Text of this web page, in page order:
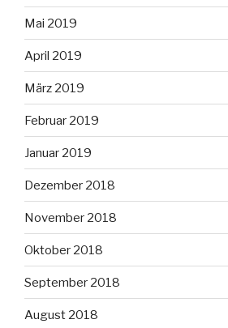
Mai 2019
April 2019
März 2019
Februar 2019
Januar 2019
Dezember 2018
November 2018
Oktober 2018
September 2018
August 2018